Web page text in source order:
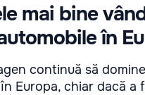
mai bine
în
continuă să
Europa, chiar dacă a